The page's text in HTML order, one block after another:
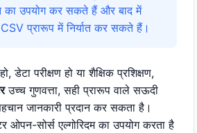
उपयोग कर सकते हैं और बाद में
प्रारूप में निर्यात कर सकते हैं।
डेटा परीक्षण हो या शैक्षिक प्रशिक्षण,
उच्च गुणवत्ता, सही प्रारूप वाले सऊदी
जानकारी प्रदान कर सकता है।
ओपन-सोर्स एल्गोरिदम का उपयोग करता है